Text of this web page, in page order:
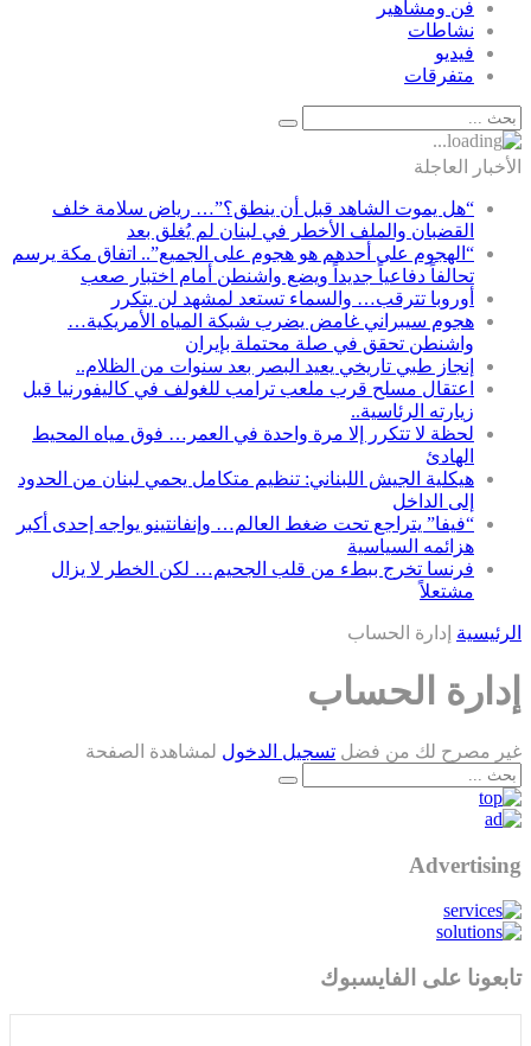
فن ومشاهير
نشاطات
فيديو
متفرقات
الأخبار العاجلة
“هل يموت الشاهد قبل أن ينطق؟”… رياض سلامة خلف
القضبان والملف الأخطر في لبنان لم يُغلق بعد
“الهجوم على أحدهم هو هجوم على الجميع”.. اتفاق مكة يرسم
تحالفاً دفاعياً جديداً ويضع واشنطن أمام اختبار صعب
أوروبا تترقب… والسماء تستعد لمشهد لن يتكرر
هجوم سيبراني غامض يضرب شبكة المياه الأمريكية…
واشنطن تحقق في صلة محتملة بإيران
إنجاز طبي تاريخي يعيد البصر بعد سنوات من الظلام..
اعتقال مسلح قرب ملعب ترامب للغولف في كاليفورنيا قبل
زيارته الرئاسية..
لحظة لا تتكرر إلا مرة واحدة في العمر… فوق مياه المحيط
الهادئ
هيكلية الجيش اللبناني: تنظيم متكامل يحمي لبنان من الحدود
إلى الداخل
“فيفا” يتراجع تحت ضغط العالم… وإنفانتينو يواجه إحدى أكبر
هزائمه السياسية
فرنسا تخرج ببطء من قلب الجحيم… لكن الخطر لا يزال
مشتعلاً
الرئيسية إدارة الحساب
إدارة الحساب
غير مصرح لك من فضل تسجيل الدخول لمشاهدة الصفحة
Advertising
تابعونا على الفايسبوك